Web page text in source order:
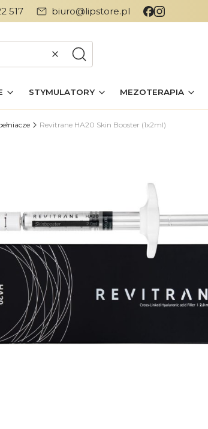
517 biuro@lipstore.pl
WyczyśćSzukaj
STYMULATORY MEZOTERAPIA
Revitrane HA20 Skin Booster (1x2ml)